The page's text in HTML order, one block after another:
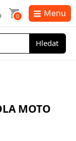
Hledat
0 Menu
MOTO